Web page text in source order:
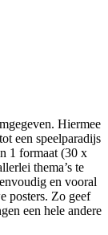
Hiermee
een speelparadijs
1 formaat (30 x
thema’s te
en vooral
posters. Zo geef
een hele andere